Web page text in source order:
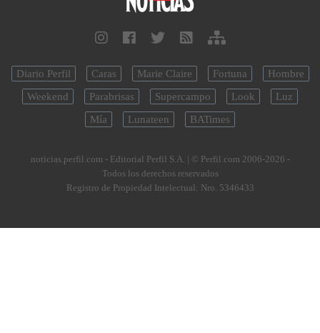
Diario Perfil Caras Marie Claire Fortuna
Hombre
Weekend
Parabrisas Supercampo Look
Luz
Mía
Lunateen BATimes
noticias.perfil.com - Editorial Perfil S.A. | © Perfil.com 2006-2026 -
Todos los derechos reservados
Registro de Propiedad Intelectual: Nro. 5346433